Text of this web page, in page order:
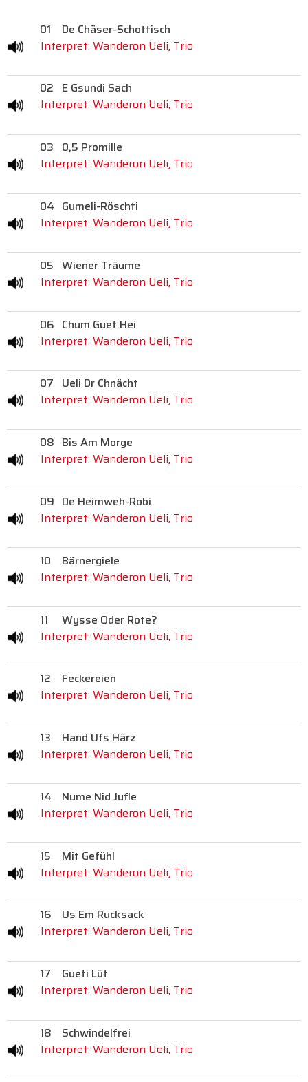
01
De Chäser-Schottisch
Interpret: Wanderon Ueli, Trio
02 E Gsundi Sach
Interpret: Wanderon Ueli, Trio
03 0,5 Promille
Interpret: Wanderon Ueli, Trio
04 Gumeli-Röschti
Interpret: Wanderon Ueli, Trio
05 Wiener Träume
Interpret: Wanderon Ueli, Trio
06 Chum Guet Hei
Interpret: Wanderon Ueli, Trio
07 Ueli Dr Chnächt
Interpret: Wanderon Ueli, Trio
08 Bis Am Morge
Interpret: Wanderon Ueli, Trio
09 De Heimweh-Robi
Interpret: Wanderon Ueli, Trio
10
Bärnergiele
Interpret: Wanderon Ueli, Trio
11
Wysse Oder Rote?
Interpret: Wanderon Ueli, Trio
12
Feckereien
Interpret: Wanderon Ueli, Trio
13
Hand Ufs Härz
Interpret: Wanderon Ueli, Trio
14
Nume Nid Jufle
Interpret: Wanderon Ueli, Trio
15
Mit Gefühl
Interpret: Wanderon Ueli, Trio
16
Us Em Rucksack
Interpret: Wanderon Ueli, Trio
17
Gueti Lüt
Interpret: Wanderon Ueli, Trio
18
Schwindelfrei
Interpret: Wanderon Ueli, Trio